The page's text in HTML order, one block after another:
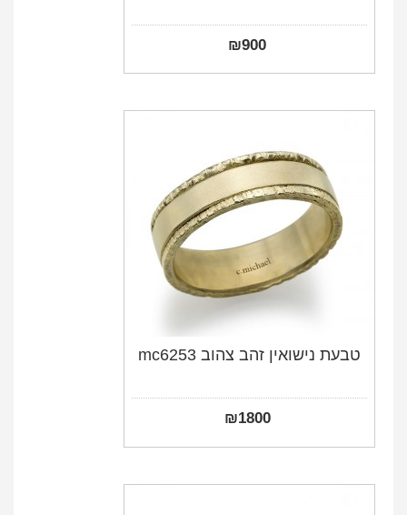
₪900
טבעת נישואין זהב צהוב mc6253
₪1800